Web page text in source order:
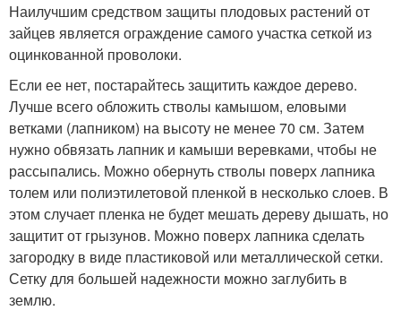
Наилучшим средством защиты плодовых растений от
зайцев является ограждение самого участка сеткой из
оцинкованной проволоки.
Если ее нет, постарайтесь защитить каждое дерево.
Лучше всего обложить стволы камышом, еловыми
ветками (лапником) на высоту не менее 70 см. Затем
нужно обвязать лапник и камыши веревками, чтобы не
рассыпались. Можно обернуть стволы поверх лапника
толем или полиэтилетовой пленкой в несколько слоев. В
этом случает пленка не будет мешать дереву дышать, но
защитит от грызунов. Можно поверх лапника сделать
загородку в виде пластиковой или металлической сетки.
Сетку для большей надежности можно заглубить в
землю.